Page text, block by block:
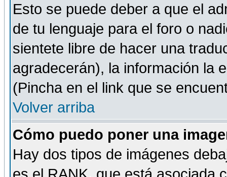
Esto se puede deber a que el
de tu lenguaje para el foro o
sientete libre de hacer una
agradecerán), la información la
(Pincha en el link que se
Volver arriba
Cómo puedo poner una
Hay dos tipos de imágenes